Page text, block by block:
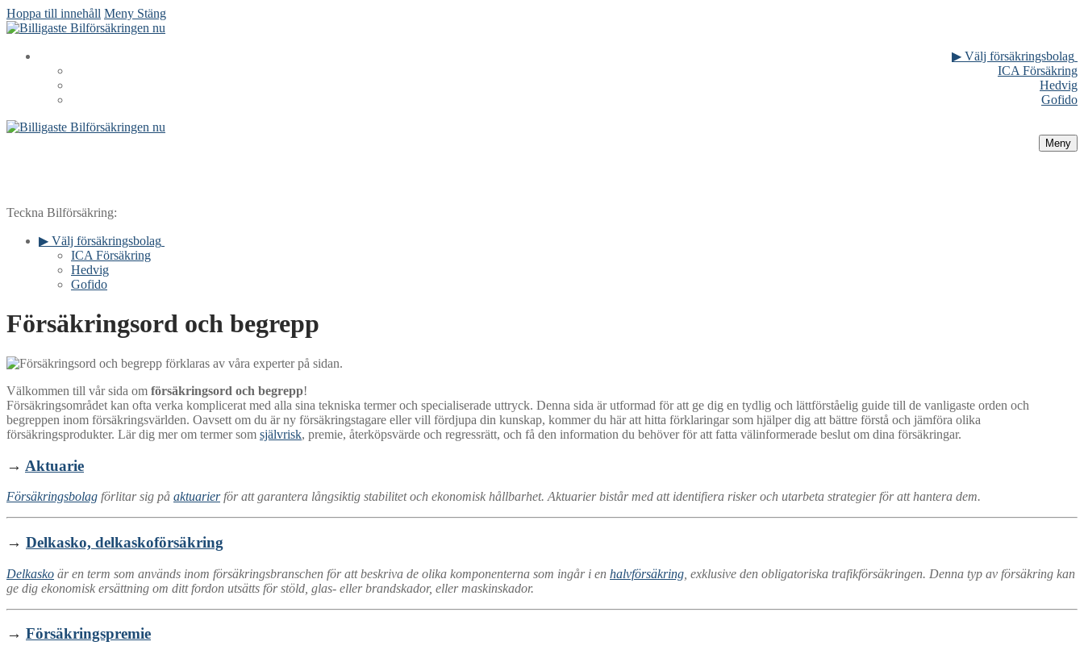
Hoppa till innehåll Meny Stäng
▶ Välj försäkringsbolag
ICA Försäkring
Hedvig
Gofido
Meny
Teckna Bilförsäkring:
▶ Välj försäkringsbolag
ICA Försäkring
Hedvig
Gofido
Försäkringsord och begrepp
Välkommen till vår sida om försäkringsord och begrepp!
Försäkringsområdet kan ofta verka komplicerat med alla sina tekniska termer och specialiserade uttryck. Denna sida är utformad för att ge dig en tydlig och lättförståelig guide till de vanligaste orden och
begreppen inom försäkringsvärlden. Oavsett om du är ny försäkringstagare eller vill fördjupa din kunskap, kommer du här att hitta förklaringar som hjälper dig att bättre förstå och jämföra olika
försäkringsprodukter. Lär dig mer om termer som självrisk, premie, återköpsvärde och regressrätt, och få den information du behöver för att fatta välinformerade beslut om dina försäkringar.
→ Aktuarie
Försäkringsbolag förlitar sig på aktuarierför att garantera långsiktig stabilitet och ekonomisk hållbarhet. Aktuarier bistår med att identifiera risker och utarbeta strategier för att hantera dem.
→ Delkasko, delkaskoförsäkring
Delkasko är en term som används inom försäkringsbranschen för att beskriva de olika komponenterna som ingår i en halvförsäkring , exklusive den obligatoriska trafikförsäkringen. Denna typ av försäkring kan
ge dig ekonomisk ersättning om ditt fordon utsätts för stöld, glas- eller brandskador, eller maskinskador.
→ Försäkringspremie